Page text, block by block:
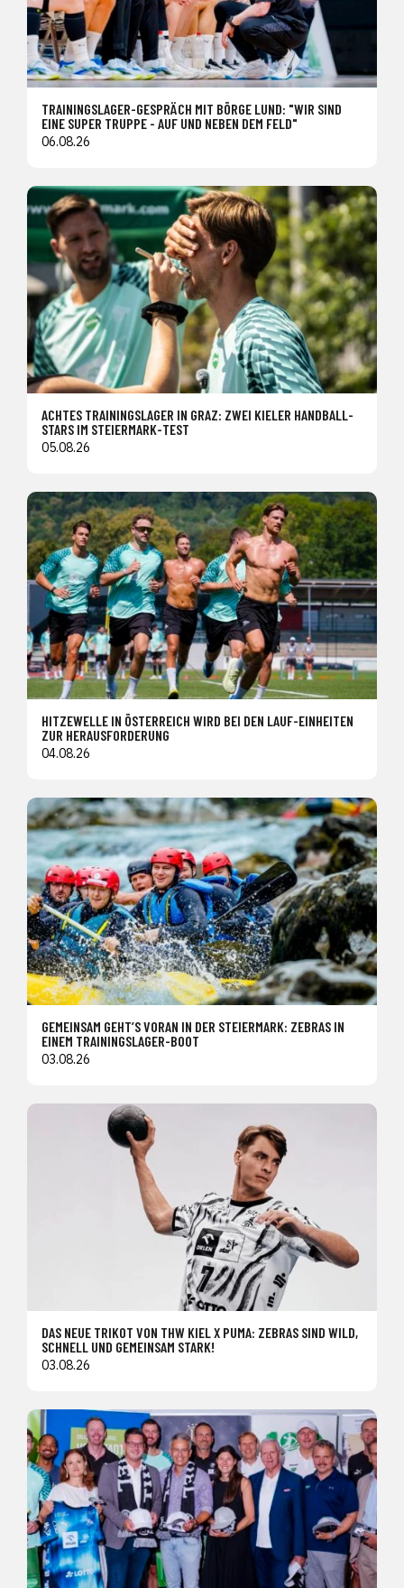
TRAININGSLAGER-GESPRÄCH MIT BÖRGE LUND: "WIR SIND
EINE SUPER TRUPPE - AUF UND NEBEN DEM FELD"
06.08.26
ACHTES TRAININGSLAGER IN GRAZ: ZWEI KIELER HANDBALL-
STARS IM STEIERMARK-TEST
05.08.26
HITZEWELLE IN ÖSTERREICH WIRD BEI DEN LAUF-EINHEITEN
ZUR HERAUSFORDERUNG
04.08.26
GEMEINSAM GEHT’S VORAN IN DER STEIERMARK: ZEBRAS IN
EINEM TRAININGSLAGER-BOOT
03.08.26
DAS NEUE TRIKOT VON THW KIEL X PUMA: ZEBRAS SIND WILD,
SCHNELL UND GEMEINSAM STARK!
03.08.26